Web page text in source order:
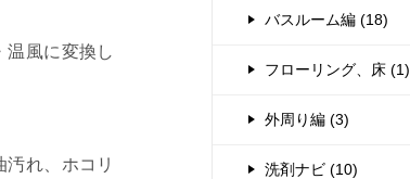
温風に変換し
れ、ホコリ
バスルーム編 (18)
フローリング、床 (1)
外周り編 (3)
洗剤ナビ (10)